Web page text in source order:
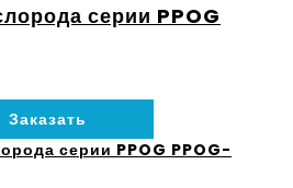
серии PPOG
Заказать